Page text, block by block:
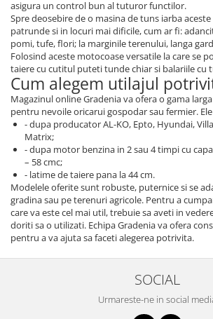
asigura un control bun al tuturor functilor.
Spre deosebire de o masina de tuns iarba
patrunde si in locuri mai dificile, cum ar fi:
pomi, tufe, flori; la marginile terenului, langa
Folosind aceste motocoase versatile la care se
taiere cu cutitul puteti tunde chiar si balariile cu
Cum alegem utilajul
Magazinul online Gradenia va ofera o gama
pentru nevoile oricarui gospodar sau fermier.
- dupa producator AL-KO, Epto, Hyundai,
Matrix;
- dupa motor benzina in 2 sau 4 timpi cu
– 58 cmc;
- latime de taiere pana la 44 cm.
Modelele oferite sunt robuste, puternice si se
gradina sau pe terenuri agricole. Pentru a
care va este cel mai util, trebuie sa aveti in
doriti sa o utilizati. Echipa Gradenia va ofera
pentru a va ajuta sa faceti alegerea potrivita.
SOCIAL
Urmareste-ne in social